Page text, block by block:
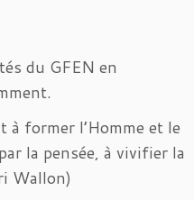
du GFEN en
former l’Homme et le
la pensée, à vivifier la
Wallon)